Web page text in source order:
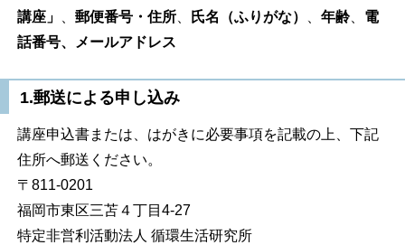
講座」
郵便番号・住所、 氏名（ふりがな） 年齢、 電
話番号、メールアドレス
1.郵送による申し込み
講座申込書または、はがきに必要事項を記載の上、下記
住所へ郵送ください。
〒811-0201
福岡市東区三苫４丁目4-27
特定非営利活動法人 循環生活研究所